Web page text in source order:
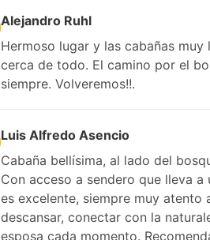
Alejandro Ruhl
Hermoso lugar y las cabañas
cerca de todo. El camino por el
siempre. Volveremos!!.
Luis Alfredo Asencio
Cabaña bellísima, al lado del
Con acceso a sendero que lleva
es excelente, siempre muy atento
descansar, conectar con la
esposa cada momento.